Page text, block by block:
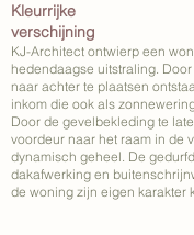
Kleurrijke
verschijning
KJ-Architect ontwierp een
hedendaagse uitstraling.
naar achter te plaatsen
inkom die ook als
Door de gevelbekleding te
voordeur naar het raam in de
dynamisch geheel. De
dakafwerking en
de woning zijn eigen karakter